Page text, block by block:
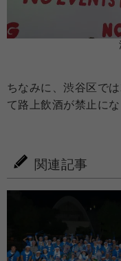
ちなみに、渋谷区で
て路上飲酒が禁止にな
関連記事